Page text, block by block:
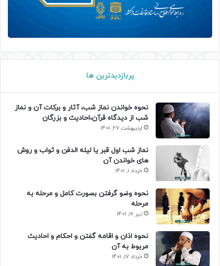
پربازدیدترین ها
نحوه خواندن نماز شب، آثار و برکات آن و نماز
شب از دیدگاه قرآن،احادیث و بزرگان
اردیبهشت 27, 1401
نماز شب اول قبر یا لیله الدفن و ثواب و روش
های خواندن آن
خرداد 1, 1401
نحوه وضو گرفتن بصورت کامل و مرحله به
مرحله
تیر 16, 1401
نحوه اذان و اقامه گفتن و احکام و احادیث
مربوط به آن
خرداد 17, 1401